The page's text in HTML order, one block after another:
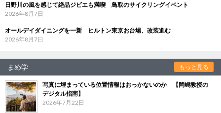
日野川の風を感じて絶品ジビエも満喫 鳥取のサイクリングイベント
2026年8月7日
オールデイダイニングを一新 ヒルトン東京お台場、改装進む
2026年8月7日
まめ学 もっと見る
写真に埋まっている位置情報はおっかないのか 【岡嶋教授の
デジタル指南】
2026年7月22日